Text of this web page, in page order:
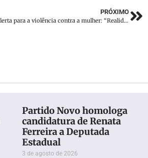
PRÓXIMO
Paulinho Sestrem alerta para a violência contra a mulher: “Realidade urgente de Brusque”
Partido Novo homologa
candidatura de Renata
Ferreira a Deputada
Estadual
3 de agosto de 2026